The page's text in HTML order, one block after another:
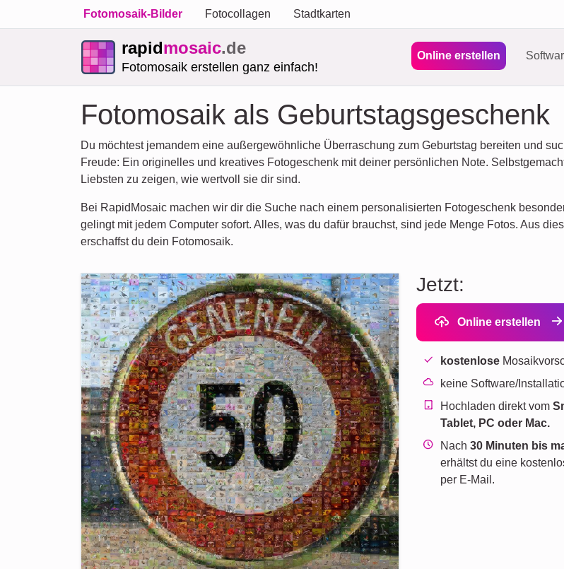
Fotomosaik-Bilder Fotocollagen Stadtkarten
rapidmosaic.de
Fotomosaik erstellen ganz einfach!
Online erstellen
Fotomosaik als Geburtstagsgeschenk
Du möchtest jemandem eine außergewöhnliche Überraschung zum Geburtstag bereiten und
Freude: Ein originelles und kreatives Fotogeschenk mit deiner persönlichen Note.
Liebsten zu zeigen, wie wertvoll sie dir sind.
Bei RapidMosaic machen wir dir die Suche nach einem personalisierten Fotogeschenk
gelingt mit jedem Computer sofort. Alles, was du dafür brauchst, sind jede Menge Fotos. Aus
erschaffst du dein Fotomosaik.
Jetzt:
Online erstellen
kostenlose
keine Software/
Hochladen direkt vom
Tablet, PC oder Mac.
Nach30 Minuten bis
erhältst du eine
per E-Mail.